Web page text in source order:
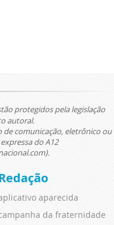
protegidos pela legislação
autoral.
comunicação, eletrônico ou
do A12
aparecida
da fraternidade